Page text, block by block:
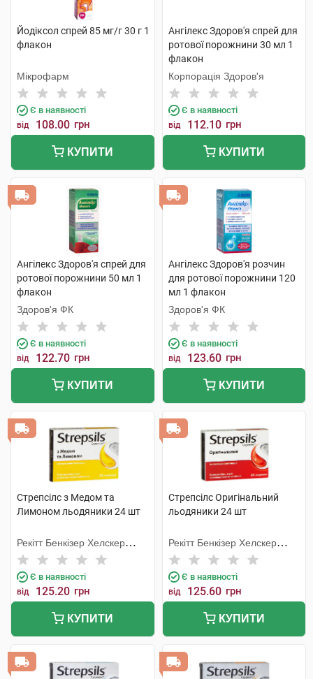
Йодіксол спрей 85 мг/г 30 г 1
флакон
Мікрофарм
Є в наявності
від 108.00 грн
КУПИТИ
Ангілекс Здоров'я спрей для
ротової порожнини 30 мл 1
флакон
Корпорація Здоров'я
Є в наявності
від 112.10 грн
КУПИТИ
Ангілекс Здоров'я спрей для
ротової порожнини 50 мл 1
флакон
Здоров'я ФК
Є в наявності
від 122.70 грн
КУПИТИ
Ангілекс Здоров'я розчин
для ротової порожнини 120
мл 1 флакон
Здоров'я ФК
Є в наявності
від 123.60 грн
КУПИТИ
Стрепсілс з Медом та
Лимоном льодяники 24 шт
Рекітт Бенкізер Хелскер
Інтернешнл
Є в наявності
від 125.20 грн
КУПИТИ
Стрепсілс Оригінальний
льодяники 24 шт
Рекітт Бенкізер Хелскер
Інтернешнл
Є в наявності
від 125.60 грн
КУПИТИ